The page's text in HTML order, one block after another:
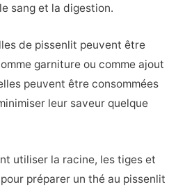
sang et la digestion.
de pissenlit peuvent être
garniture ou comme ajout
peuvent être consommées
leur saveur quelque
utiliser la racine, les tiges et
préparer un thé au pissenlit